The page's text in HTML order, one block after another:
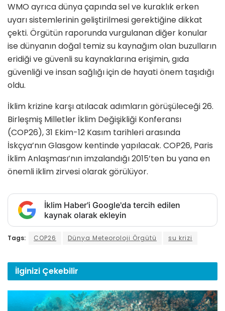
WMO ayrıca dünya çapında sel ve kuraklık erken
uyarı sistemlerinin geliştirilmesi gerektiğine dikkat
çekti. Örgütün raporunda vurgulanan diğer konular
ise dünyanın doğal temiz su kaynağım olan buzulların
eridiği ve güvenli su kaynaklarına erişimin, gıda
güvenliği ve insan sağlığı için de hayati önem taşıdığı
oldu.
İklim krizine karşı atılacak adımların görüşüleceği 26.
Birleşmiş Milletler İklim Değişikliği Konferansı
(COP26), 31 Ekim-12 Kasım tarihleri arasında
İskçya’nın Glasgow kentinde yapılacak. COP26, Paris
İklim Anlaşması’nın imzalandığı 2015’ten bu yana en
önemli iklim zirvesi olarak görülüyor.
İklim Haber'i Google'da tercih edilen
kaynak olarak ekleyin
Tags: COP26 Dünya Meteoroloji Örgütü su krizi
İlginizi Çekebilir